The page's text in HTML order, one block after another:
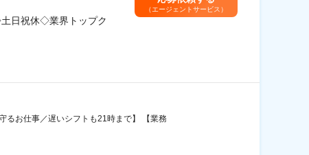
日祝休◇業界トップク
（エージェントサービス）
るお仕事／遅いシフトも21時まで】 【業務